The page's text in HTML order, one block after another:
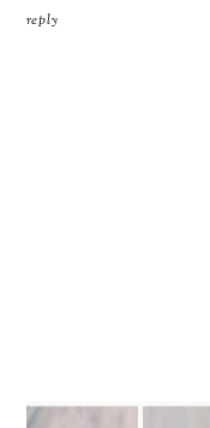
reply